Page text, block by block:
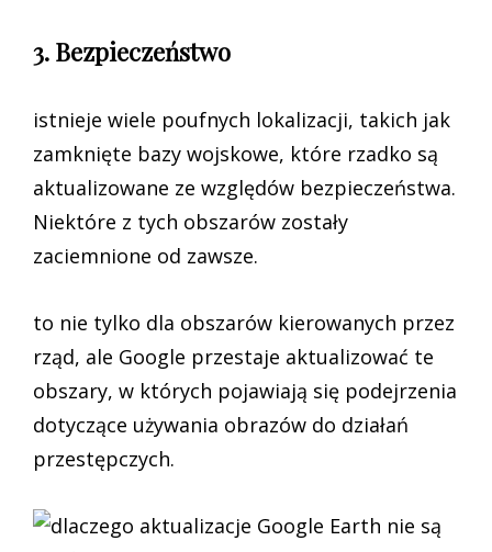
3. Bezpieczeństwo
istnieje wiele poufnych lokalizacji, takich jak
zamknięte bazy wojskowe, które rzadko są
aktualizowane ze względów bezpieczeństwa.
Niektóre z tych obszarów zostały
zaciemnione od zawsze.
to nie tylko dla obszarów kierowanych przez
rząd, ale Google przestaje aktualizować te
obszary, w których pojawiają się podejrzenia
dotyczące używania obrazów do działań
przestępczych.